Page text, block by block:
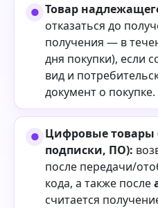
Товар
отказаться до
получения — в
дня покупки), если
вид и
документ о покупке.
Цифровые
подписки, ПО):
после передачи/
кода, а также после
считается